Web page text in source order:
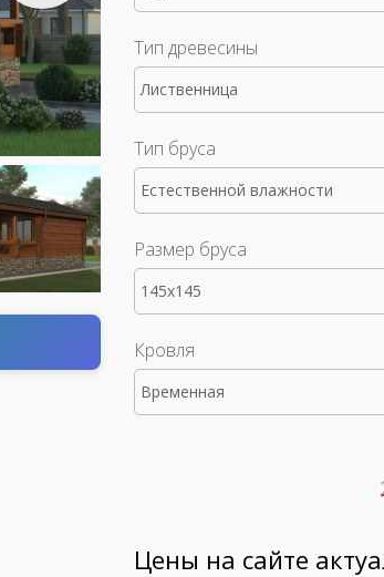
Тип древесины
Лиственница
Тип бруса
Естественной влажности
Размер бруса
145x145
Кровля
Временная
Цены на сайте